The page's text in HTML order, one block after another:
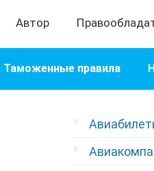
Автор
Таможенные правила